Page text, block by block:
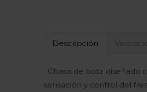
Descripción
• Chasis de bota
sensación y control del